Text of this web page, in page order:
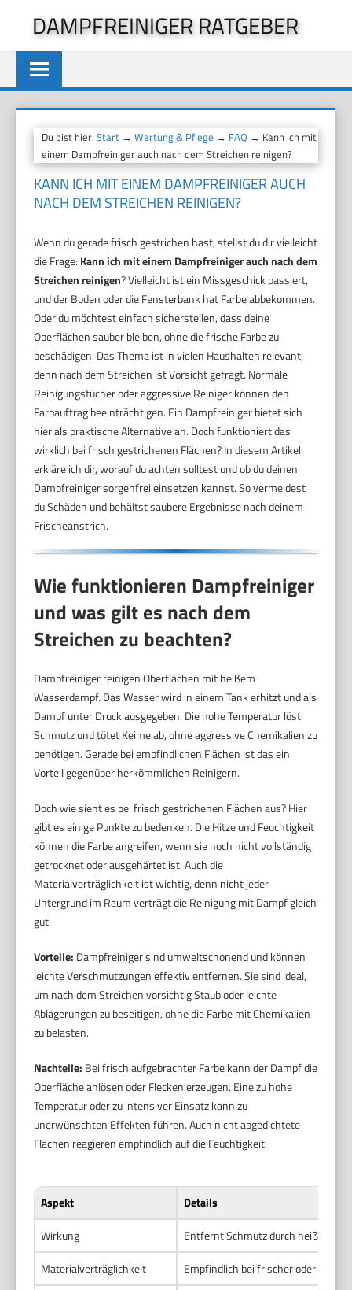
springen
DAMPFREINIGER RATGEBER
Du bist hier:Start →Wartung & Pflege → FAQ → Kann ich mit
einem Dampfreiniger auch nach dem Streichen reinigen?
KANN ICH MIT EINEM DAMPFREINIGER AUCH
NACH DEM STREICHEN REINIGEN?
Wenn du gerade frisch gestrichen hast, stellst du dir vielleicht
die Frage: Kann ich mit einem Dampfreiniger auch nach dem
Streichen reinigen? Vielleicht ist ein Missgeschick passiert,
und der Boden oder die Fensterbank hat Farbe abbekommen.
Oder du möchtest einfach sicherstellen, dass deine
Oberflächen sauber bleiben, ohne die frische Farbe zu
beschädigen. Das Thema ist in vielen Haushalten relevant,
denn nach dem Streichen ist Vorsicht gefragt. Normale
Reinigungstücher oder aggressive Reiniger können den
Farbauftrag beeinträchtigen. Ein Dampfreiniger bietet sich
hier als praktische Alternative an. Doch funktioniert das
wirklich bei frisch gestrichenen Flächen? In diesem Artikel
erkläre ich dir, worauf du achten solltest und ob du deinen
Dampfreiniger sorgenfrei einsetzen kannst. So vermeidest
du Schäden und behältst saubere Ergebnisse nach deinem
Frischeanstrich.
Wie funktionieren Dampfreiniger
und was gilt es nach dem
Streichen zu beachten?
Dampfreiniger reinigen Oberflächen mit heißem
Wasserdampf. Das Wasser wird in einem Tank erhitzt und als
Dampf unter Druck ausgegeben. Die hohe Temperatur löst
Schmutz und tötet Keime ab, ohne aggressive Chemikalien zu
benötigen. Gerade bei empfindlichen Flächen ist das ein
Vorteil gegenüber herkömmlichen Reinigern.
Doch wie sieht es bei frisch gestrichenen Flächen aus? Hier
gibt es einige Punkte zu bedenken. Die Hitze und Feuchtigkeit
können die Farbe angreifen, wenn sie noch nicht vollständig
getrocknet oder ausgehärtet ist. Auch die
Materialverträglichkeit ist wichtig, denn nicht jeder
Untergrund im Raum verträgt die Reinigung mit Dampf gleich
gut.
Vorteile: Dampfreiniger sind umweltschonend und können
leichte Verschmutzungen effektiv entfernen. Sie sind ideal,
um nach dem Streichen vorsichtig Staub oder leichte
Ablagerungen zu beseitigen, ohne die Farbe mit Chemikalien
zu belasten.
Nachteile: Bei frisch aufgebrachter Farbe kann der Dampf die
Oberfläche anlösen oder Flecken erzeugen. Eine zu hohe
Temperatur oder zu intensiver Einsatz kann zu
unerwünschten Effekten führen. Auch nicht abgedichtete
Flächen reagieren empfindlich auf die Feuchtigkeit.
Aspekt
Details
Wirkung
Entfernt Schmutz durch heißen
Materialverträglichkeit
Empfindlich bei frischer oder nicht